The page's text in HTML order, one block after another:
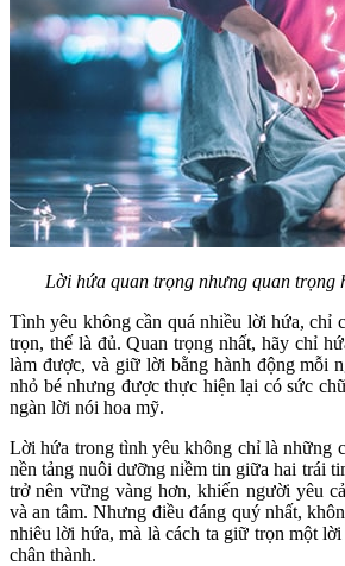
Lời hứa quan trọng nhưng quan trọng
Tình yêu không cần quá nhiều lời hứa, chỉ
trọn, thế là đủ. Quan trọng nhất, hãy chỉ
làm được, và giữ lời bằng hành động mỗi
nhỏ bé nhưng được thực hiện lại có sức
ngàn lời nói hoa mỹ.
Lời hứa trong tình yêu không chỉ là những
nền tảng nuôi dưỡng niềm tin giữa hai trái
trở nên vững vàng hơn, khiến người yêu
và an tâm. Nhưng điều đáng quý nhất,
nhiêu lời hứa, mà là cách ta giữ trọn một
chân thành.